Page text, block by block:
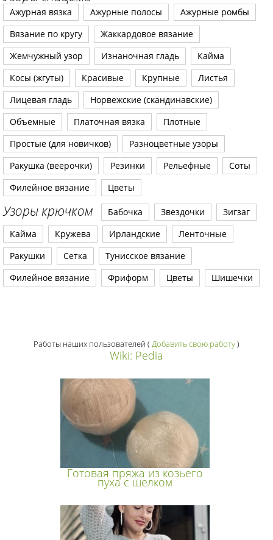
Ажурная вязка Ажурные полосы
Ажурные ромбы
Вязание по кругу
Жаккардовое вязание
Жемчужный узор
Изнаночная гладь
Кайма
Косы (жгуты)
Красивые Крупные
Листья
Лицевая гладь
Норвежские (скандинавские)
Объемные
Платочная вязка
Плотные
Простые (для новичков)
Разноцветные узоры
Ракушка (веерочки)
Резинки Рельефные
Соты
Филейное вязание
Цветы
Узоры крючком Бабочка Звездочки
Зигзаг
Кайма
Кружева Ирландские
Ленточные
Ракушки
Сетка
Тунисское вязание
Филейное вязание
Фриформ Цветы Шишечки
Работы наших пользователей ( Добавить свою работу)
Wiki: Pedia
Готовая пряжа из козьего
пуха с шелком